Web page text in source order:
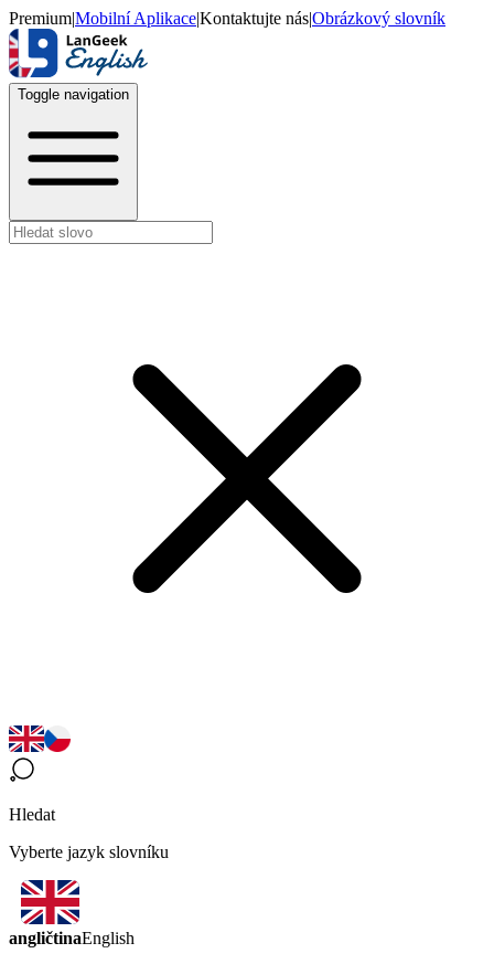
Premium|Mobilní Aplikace|Kontaktujte nás|Obrázkový slovník
Toggle navigation
Hledat
Vyberte jazyk slovníku
angličtinaEnglish